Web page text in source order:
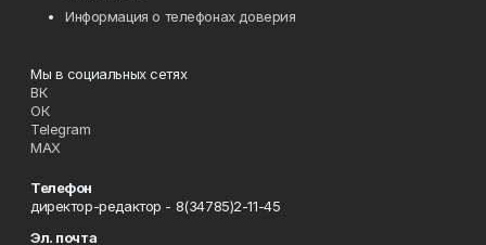
Информация о телефонах доверия
Мы в социальных сетях
ВК
ОК
Telegram
MAX
Телефон
директор-редактор - 8(34785)2-11-45
Эл. почта